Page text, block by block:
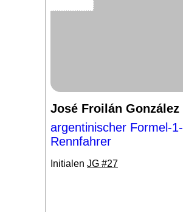
José Froilán González
argentinischer Formel-1-
Rennfahrer
Initialen JG #27